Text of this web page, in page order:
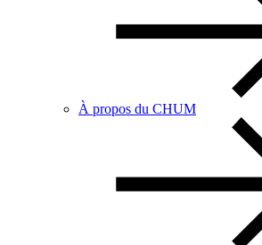
À propos du CHUM